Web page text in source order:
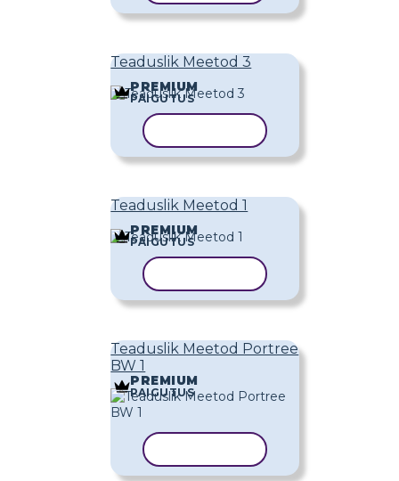
Teaduslik Meetod 3
PREMIUM
PAIGUTUS
Teaduslik Meetod 1
PREMIUM
PAIGUTUS
Teaduslik Meetod Portree
BW 1
PREMIUM
PAIGUTUS